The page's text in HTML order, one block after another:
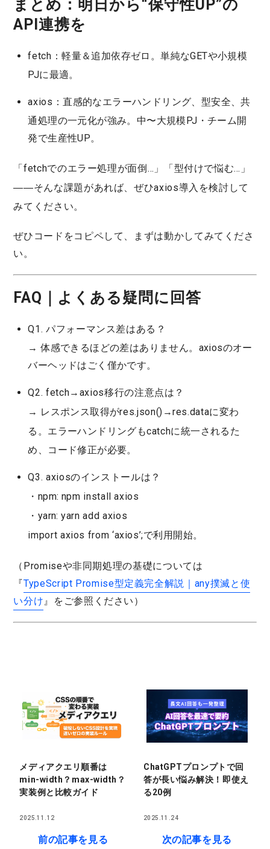
まとめ：明日から“保守性UP”の
API連携を
fetch：軽量＆追加依存ゼロ。単純なGETや小規模
PJに最適。
axios：直感的なエラーハンドリング、型安全、共
通処理の一元化が強み。中〜大規模PJ・チーム開
発で生産性UP。
「fetchでのエラー処理が面倒… 」「型付けで悩む… 」
――そんな課題があれば、ぜひaxios導入 を検討して
みてください。
ぜひコードをコピペして、まずは動かしてみてくださ
い。
FAQ｜よくある疑問に回答
Q1. パフォーマンス差はある？
→ 体感できるほどの差はありません。axiosのオー
バーヘッドはごく僅かです。
Q2. fetch→axios移行の注意点は？
→ レスポンス取得がres.json() →res.dataに変わ
る。エラーハンドリングもcatchに統一されるた
め、コード修正が必要。
Q3. axiosのインストールは？
・npm: npm install axios
・yarn:yarn add axios
import axios from ‘axios’;で利用開始。
（Promiseや非同期処理の基礎については
『TypeScript Promise型定義完全解説｜any撲滅と使
い分け』をご参照ください）
メディアクエリ順番は
min-width？max-width？
実装例と比較ガイド
2025.11.12
前の記事を見る
ChatGPTプロンプトで回
答が長い悩み解決！即使え
る20例
2025.11.24
次の記事を見る